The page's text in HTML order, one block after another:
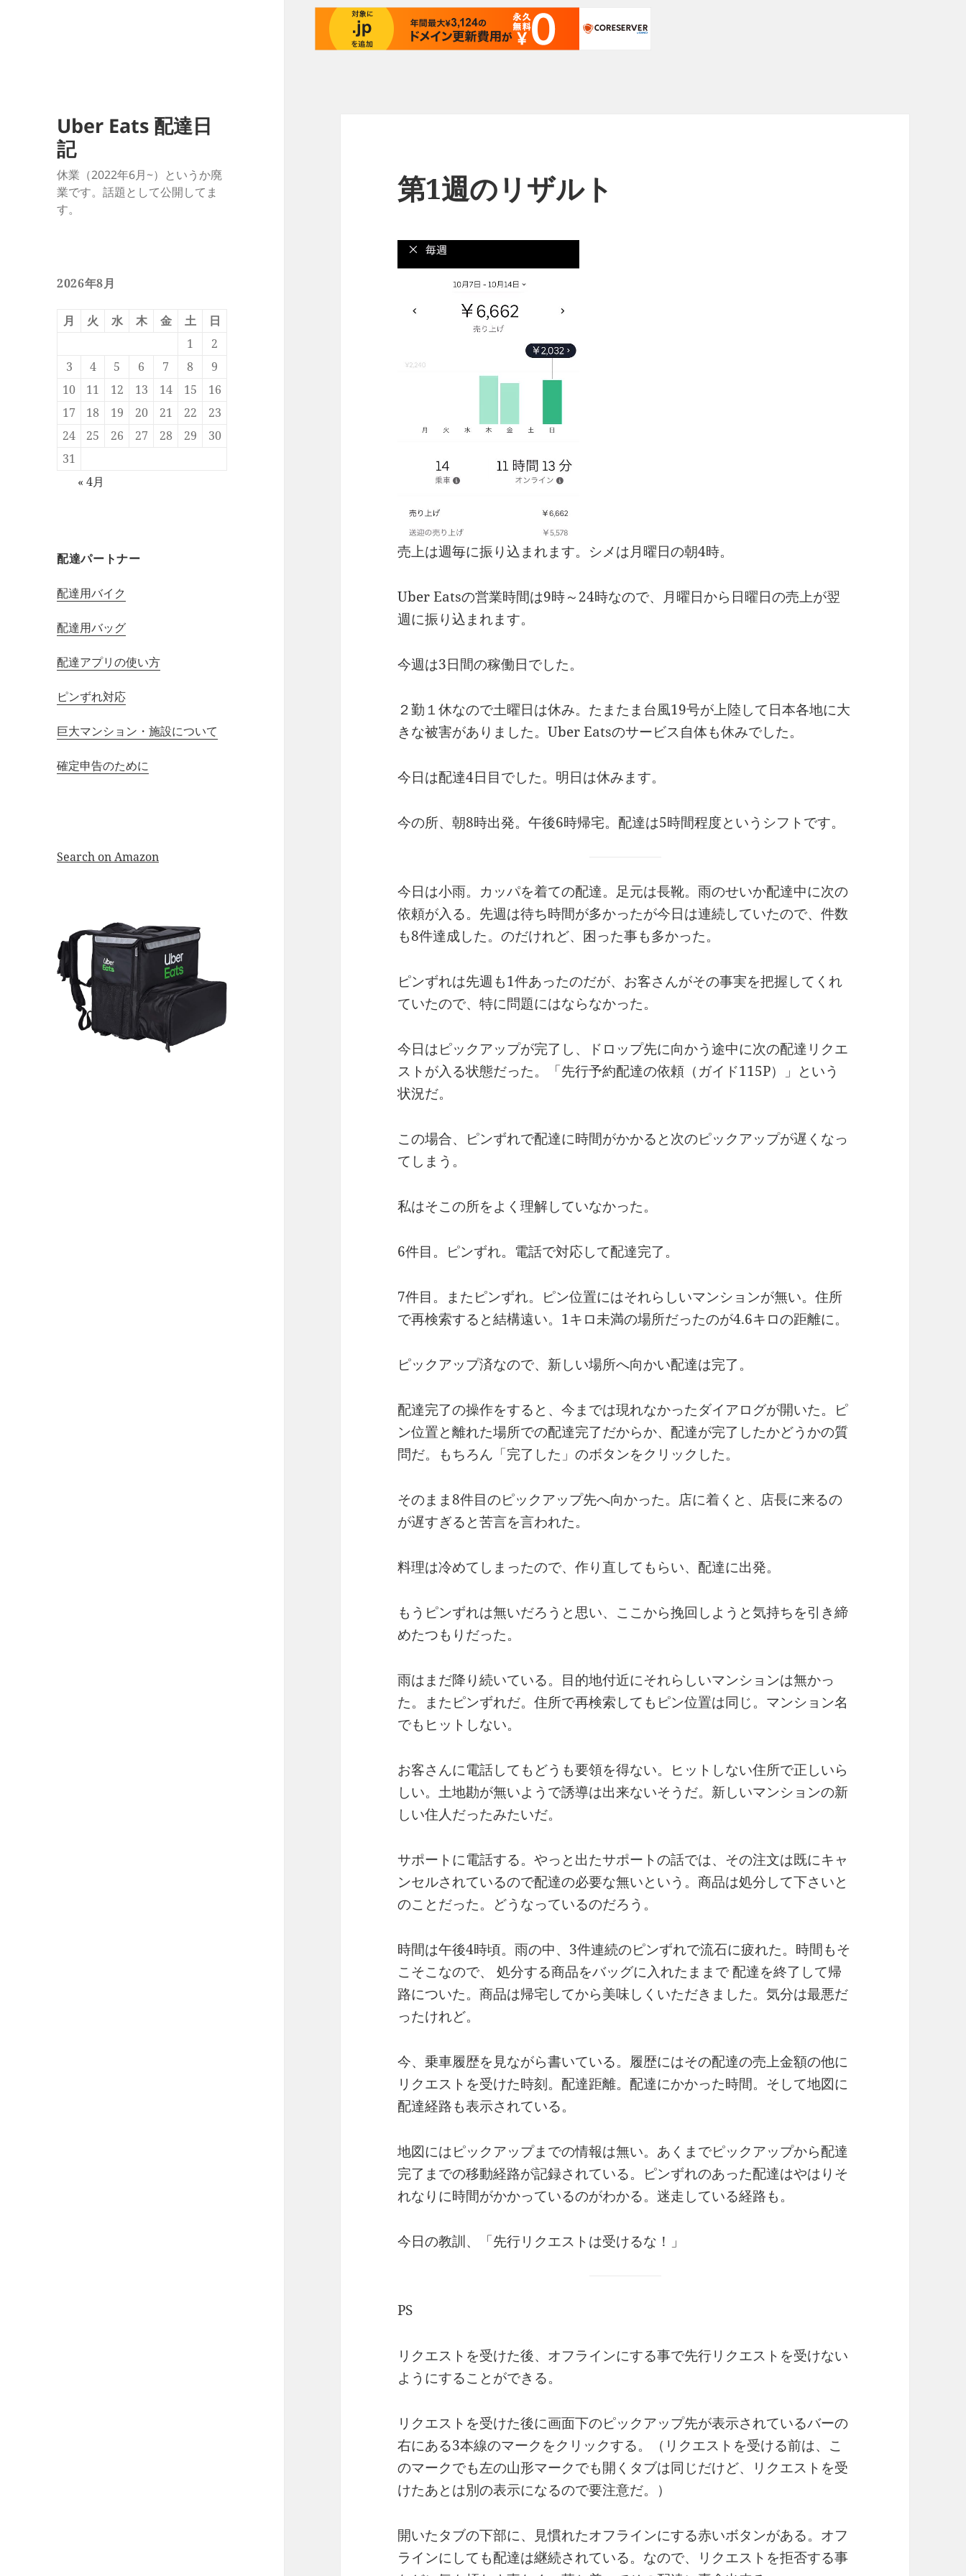
Uber Eats 配達日
記
休業（2022年6月~）というか廃
業です。話題として公開してま
す。
2026年8月
月 火 水 木 金 土
日
1
2
3
4 5 6 7 8
9
10
11 12 13 14 15
16
17
18 19 20 21 22
23
24
25 26 27 28 29
30
31
« 4月
配達パートナー
配達用バイク
配達用バッグ
配達アプリの使い方
ピンずれ対応
巨大マンション・施設について
確定申告のために
Search on Amazon
第1週のリザルト
売上は週毎に振り込まれます。シメは月曜日の朝4時。
Uber Eatsの営業時間は9時～24時なので、月曜日から日曜日の売上が翌
週に振り込まれます。
今週は3日間の稼働日でした。
２勤１休なので土曜日は休み。たまたま台風19号が上陸して日本各地に大
きな被害がありました。Uber Eatsのサービス自体も休みでした。
今日は配達4日目でした。明日は休みます。
今の所、朝8時出発。午後6時帰宅。配達は5時間程度というシフトです。
今日は小雨。カッパを着ての配達。足元は長靴。雨のせいか配達中に次の
依頼が入る。先週は待ち時間が多かったが今日は連続していたので、件数
も8件達成した。のだけれど、困った事も多かった。
ピンずれは先週も1件あったのだが、お客さんがその事実を把握してくれ
ていたので、特に問題にはならなかった。
今日はピックアップが完了し、ドロップ先に向かう途中に次の配達リクエ
ストが入る状態だった。「先行予約配達の依頼（ガイド115P）」という
状況だ。
この場合、ピンずれで配達に時間がかかると次のピックアップが遅くなっ
てしまう。
私はそこの所をよく理解していなかった。
6件目。ピンずれ。電話で対応して配達完了。
7件目。またピンずれ。ピン位置にはそれらしいマンションが無い。住所
で再検索すると結構遠い。1キロ未満の場所だったのが4.6キロの距離に。
ピックアップ済なので、新しい場所へ向かい配達は完了。
配達完了の操作をすると、今までは現れなかったダイアログが開いた。ピ
ン位置と離れた場所での配達完了だからか、配達が完了したかどうかの質
問だ。もちろん「完了した」のボタンをクリックした。
そのまま8件目のピックアップ先へ向かった。店に着くと、店長に来るの
が遅すぎると苦言を言われた。
料理は冷めてしまったので、作り直してもらい、配達に出発。
もうピンずれは無いだろうと思い、ここから挽回しようと気持ちを引き締
めたつもりだった。
雨はまだ降り続いている。目的地付近にそれらしいマンションは無かっ
た。またピンずれだ。住所で再検索してもピン位置は同じ。マンション名
でもヒットしない。
お客さんに電話してもどうも要領を得ない。ヒットしない住所で正しいら
しい。土地勘が無いようで誘導は出来ないそうだ。新しいマンションの新
しい住人だったみたいだ。
サポートに電話する。やっと出たサポートの話では、その注文は既にキャ
ンセルされているので配達の必要な無いという。商品は処分して下さいと
のことだった。どうなっているのだろう。
時間は午後4時頃。雨の中、3件連続のピンずれで流石に疲れた。時間もそ
こそこなので、 処分する商品をバッグに入れたままで 配達を終了して帰
路についた。商品は帰宅してから美味しくいただきました。気分は最悪だ
ったけれど。
今、乗車履歴を見ながら書いている。履歴にはその配達の売上金額の他に
リクエストを受けた時刻。配達距離。配達にかかった時間。そして地図に
配達経路も表示されている。
地図にはピックアップまでの情報は無い。あくまでピックアップから配達
完了までの移動経路が記録されている。ピンずれのあった配達はやはりそ
れなりに時間がかかっているのがわかる。迷走している経路も。
今日の教訓、「先行リクエストは受けるな！」
PS
リクエストを受けた後、オフラインにする事で先行リクエストを受けない
ようにすることができる。
リクエストを受けた後に画面下のピックアップ先が表示されているバーの
右にある3本線のマークをクリックする。（リクエストを受ける前は、こ
のマークでも左の山形マークでも開くタブは同じだけど、リクエストを受
けたあとは別の表示になるので要注意だ。）
開いたタブの下部に、見慣れたオフラインにする赤いボタンがある。オフ
ラインにしても配達は継続されている。なので、リクエストを拒否する事